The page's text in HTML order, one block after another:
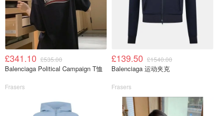
£341.10 £535.00
Balenciaga Political Campaign T恤
Frasers
£139.50 £1540.00
Balenciaga 运动夹克
Frasers